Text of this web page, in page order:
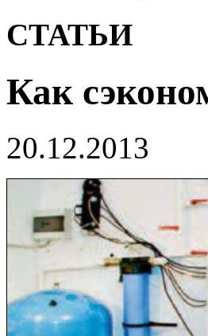
СТАТЬИ
Как
20.12.2013